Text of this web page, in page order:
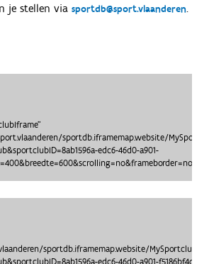
je stellen via sportdb@sport.vlaanderen.
sportdb.iframemap.website/
edc6-46d0-a901-
sportdb.iframemap.website/